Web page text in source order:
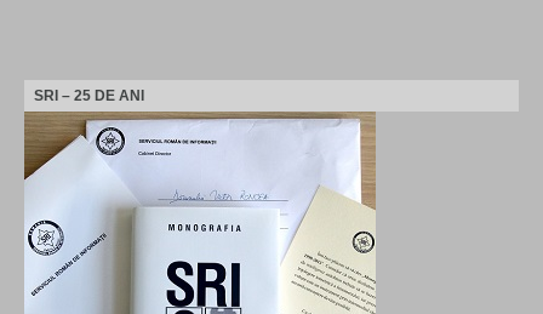
SRI – 25 DE ANI